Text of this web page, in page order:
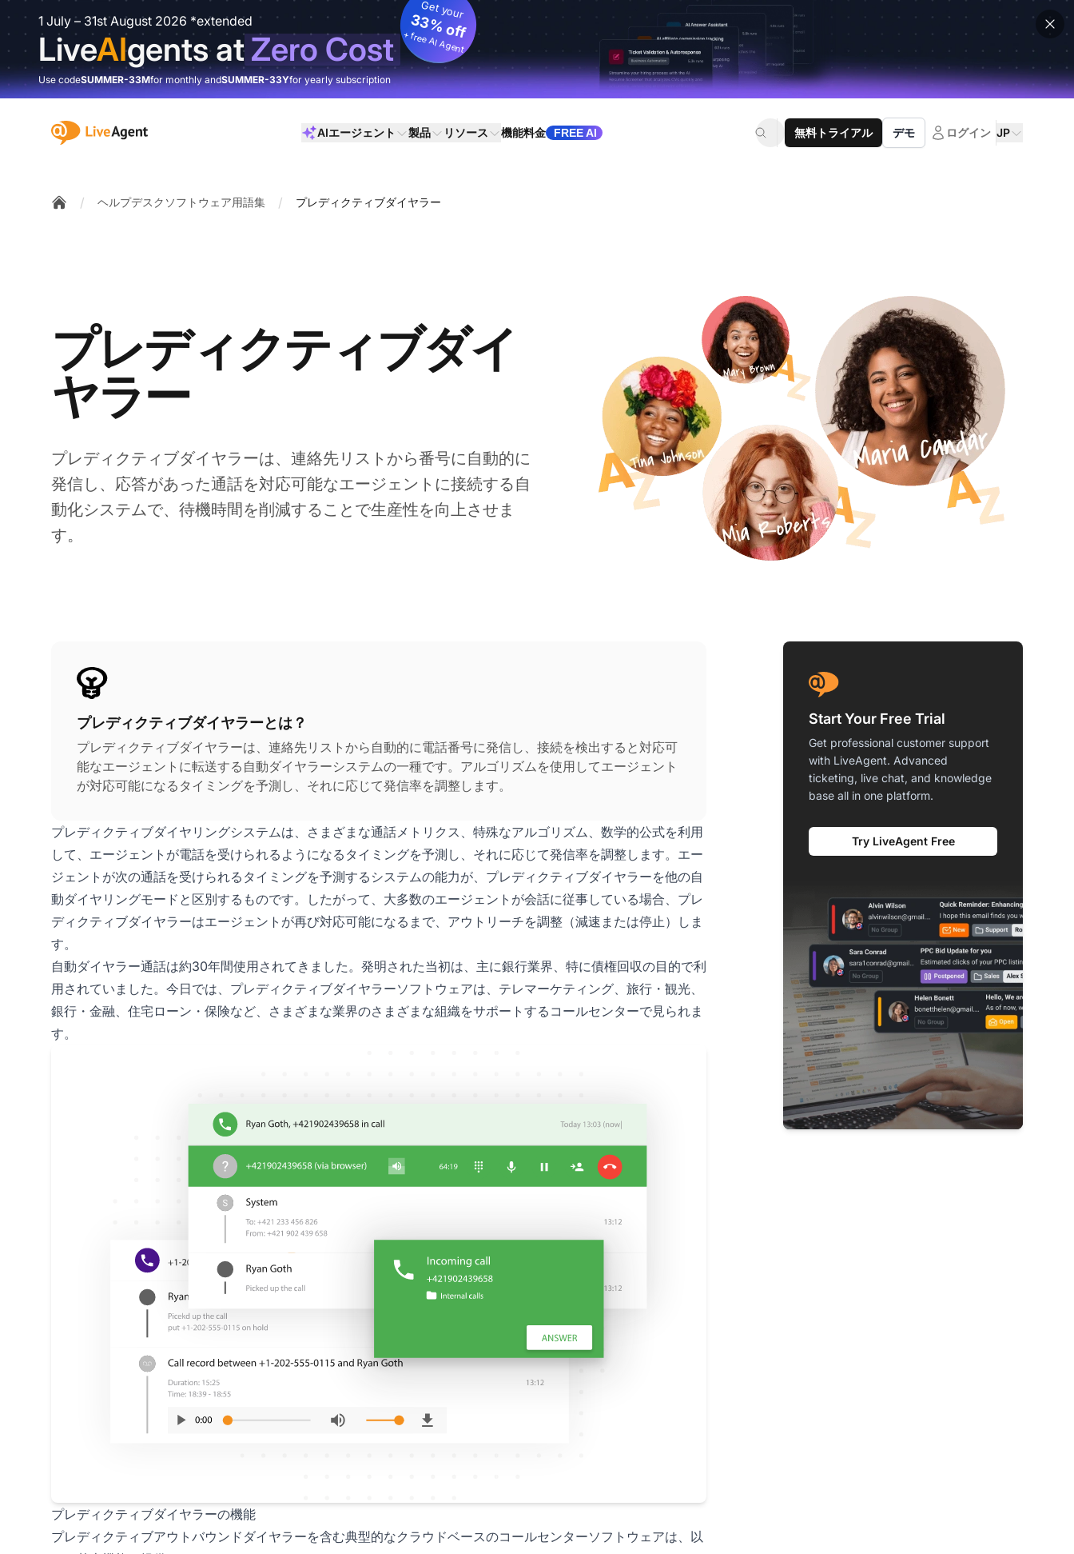
1 July – 31st August 2026 *extended
LiveAIgents atZero Cost
Get your
33% off
+ free AI Agent
Use codeSUMMER-33Mfor monthly andSUMMER-33Yfor yearly subscription
:site.title AIエージェント 製品 リソース 機能料金 FREE AI 無料トライアル デモ ログイン JP
/ ヘルプデスクソフトウェア用語集 / プレディクティブダイヤラー
プレディクティブダイ
ヤラー
プレディクティブダイヤラーは、連絡先リストから番号に自動的に
発信し、応答があった通話を対応可能なエージェントに接続する自
動化システムで、待機時間を削減することで生産性を向上させま
す。
プレディクティブダイヤラーとは？
プレディクティブダイヤラーは、連絡先リストから自動的に電話番号に発信し、接続を検出すると対応可
能なエージェントに転送する自動ダイヤラーシステムの一種です。アルゴリズムを使用してエージェント
が対応可能になるタイミングを予測し、それに応じて発信率を調整します。
プレディクティブダイヤリングシステムは、さまざまな通話メトリクス、特殊なアルゴリズム、数学的公式を利用
して、エージェントが電話を受けられるようになるタイミングを予測し、それに応じて発信率を調整します。エー
ジェントが次の通話を受けられるタイミングを予測するシステムの能力が、プレディクティブダイヤラーを他の自
動ダイヤリングモードと区別するものです。したがって、大多数のエージェントが会話に従事している場合、プレ
ディクティブダイヤラーはエージェントが再び対応可能になるまで、アウトリーチを調整（減速または停止）しま
す。
自動ダイヤラー通話は約30年間使用されてきました。発明された当初は、主に銀行業界、特に債権回収の目的で利
用されていました。今日では、プレディクティブダイヤラーソフトウェアは、テレマーケティング、旅行・観光、
銀行・金融、住宅ローン・保険など、さまざまな業界のさまざまな組織をサポートするコールセンターで見られま
す。
プレディクティブダイヤラーの機能
プレディクティブアウトバウンドダイヤラーを含む典型的なクラウドベースのコールセンターソフトウェアは、以
Start Your Free Trial
Get professional customer support
with LiveAgent. Advanced
ticketing, live chat, and knowledge
base all in one platform.
Try LiveAgent Free